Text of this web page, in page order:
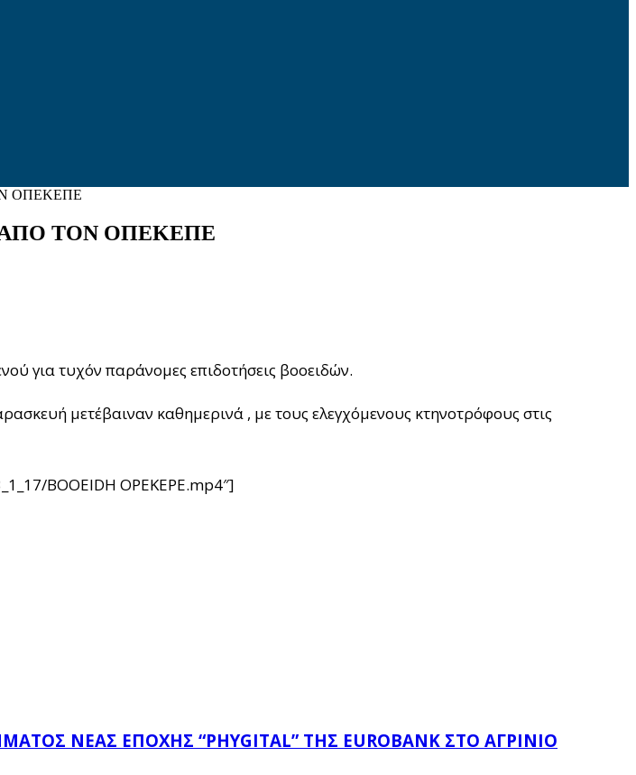
ΟΠΕΚΕΠΕ
ΤΟΝ ΟΠΕΚΕΠΕ
για τυχόν παράνομες επιδοτήσεις βοοειδών.
μετέβαιναν καθημερινά , με τους ελεγχόμενους κτηνοτρόφους στις
BOOEIDH OPEKEPE.mp4″]
ΝΈΑΣ ΕΠΟΧΉΣ “PHYGITAL” ΤΗΣ EUROBANK ΣΤΟ ΑΓΡΊΝΙΟ